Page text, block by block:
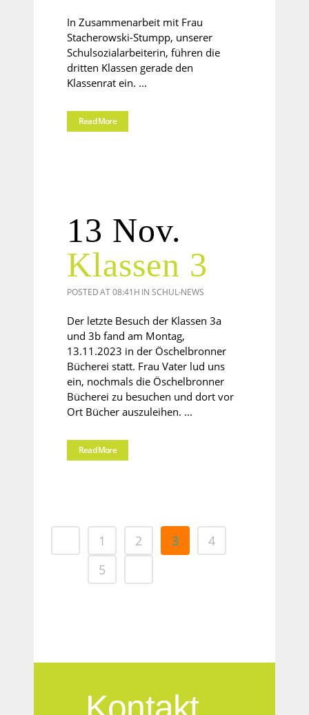
In Zusammenarbeit mit Frau
Stacherowski-Stumpp, unserer
Schulsozialarbeiterin, führen die
dritten Klassen gerade den
Klassenrat ein. ...
Read More
13 Nov.
Klassen 3
POSTED AT 08:41H INSCHUL-NEWS
Der letzte Besuch der Klassen 3a
und 3b fand am Montag,
13.11.2023 in der Öschelbronner
Bücherei statt. Frau Vater lud uns
ein, nochmals die Öschelbronner
Bücherei zu besuchen und dort vor
Ort Bücher auszuleihen. ...
Read More
1 2 3
4
5